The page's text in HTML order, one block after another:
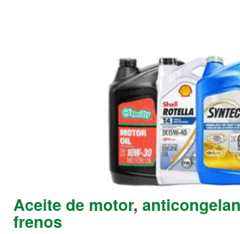
Aceite de motor,
frenos